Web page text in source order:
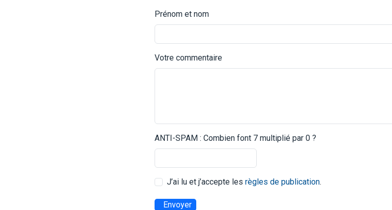
Prénom et nom
Votre commentaire
ANTI-SPAM : Combien font 7 multiplié par 0 ?
J’ai lu et j’accepte les règles de publication.
Envoyer